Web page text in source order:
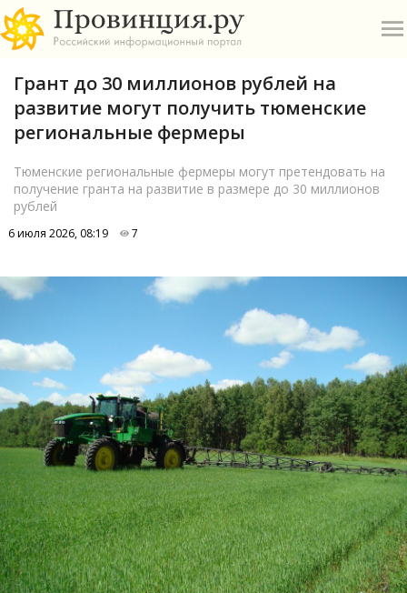
Е
И
К
О
П
Р
С
Т
Грант до 30 миллионов рублей на
развитие могут получить тюменские
региональные фермеры
Тюменские региональные фермеры могут претендовать на
получение гранта на развитие в размере до 30 миллионов
рублей
6 июля 2026, 08:19 7